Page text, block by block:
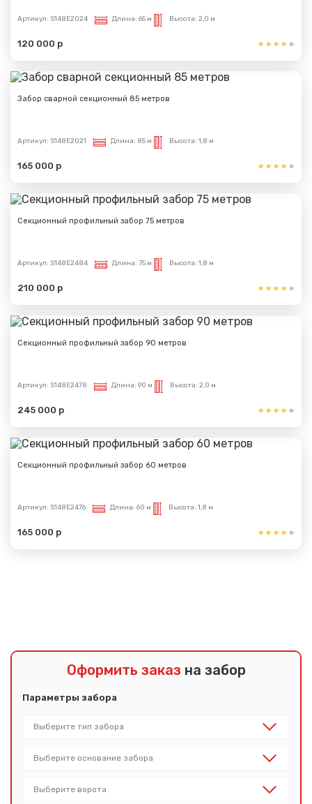
Артикул: S148E2024 Длина: 65 м Высота: 2,0 м
120 000 р
Забор сварной секционный 85 метров
Артикул: S148E2021 Длина: 85 м Высота: 1,8 м
165 000 р
Секционный профильный забор 75 метров
Артикул: S148E2484 Длина: 75 м Высота: 1,8 м
210 000 р
Секционный профильный забор 90 метров
Артикул: S148E2478 Длина: 90 м Высота: 2,0 м
245 000 р
Секционный профильный забор 60 метров
Артикул: S148E2476 Длина: 60 м Высота: 1,8 м
165 000 р
Оформить заказ на забор
Параметры забора